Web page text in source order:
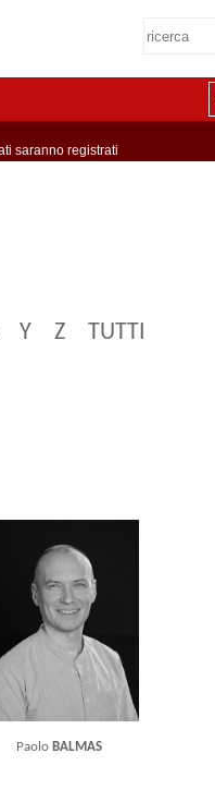
saranno registrati
Y Z TUTTI
Paolo BALMAS